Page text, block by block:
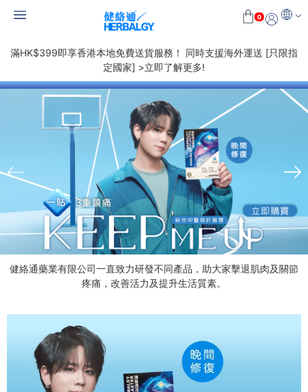
0
滿HK$399即享香港本地免費送貨服務！ 同時支援海外運送 [只限指
定國家] >立即了解更多!
健絡通藥業有限公司一直致力研發不同產品，助大家擊退肌肉及關節
疼痛，改善活力及提升生活質素。